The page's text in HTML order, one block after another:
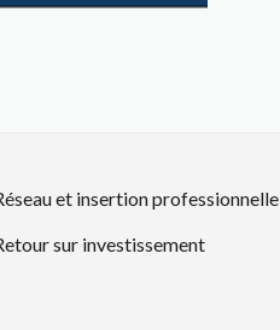
et insertion professionnelle
sur investissement